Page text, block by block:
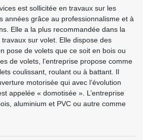
est sollicitée en travaux sur les
années grâce au professionnalisme et à
Elle a la plus recommandée dans la
sur volet. Elle dispose des
pose de volets que ce soit en bois ou
de volets, l’entreprise propose comme
coulissant, roulant ou à battant. Il
motorisée qui avec l’évolution
appelée « domotisée ». L’entreprise
aluminium et PVC ou autre comme